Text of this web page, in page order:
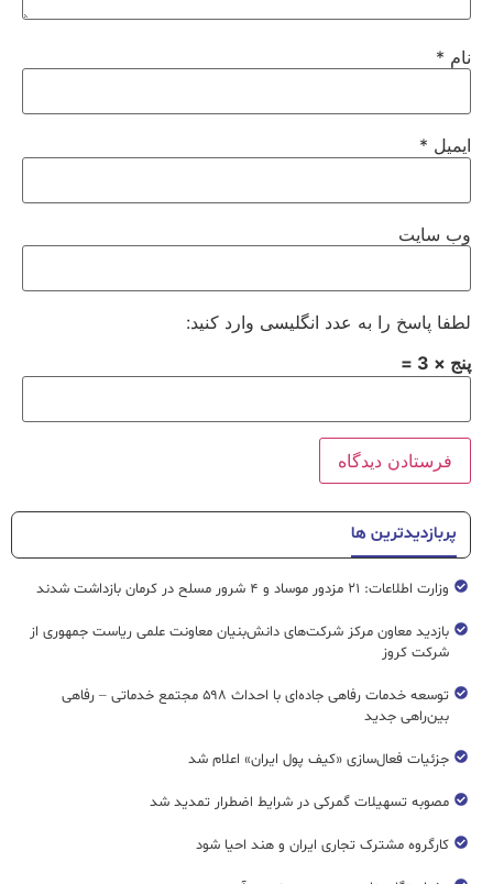
نام *
ایمیل *
وب‌ سایت
لطفا پاسخ را به عدد انگلیسی وارد کنید:
پنج × 3 =
پربازدیدترین ها
وزارت اطلاعات: ۲۱ مزدور موساد و ۴ شرور مسلح در کرمان بازداشت شدند
بازدید معاون مرکز شرکت‌های دانش‌بنیان معاونت علمی ریاست جمهوری از
شرکت کروز
توسعه خدمات رفاهی جاده‌ای با احداث ۵۹۸ مجتمع خدماتی – رفاهی
بین‌راهی جدید
جزئیات فعال‌سازی «کیف پول ایران» اعلام شد
مصوبه تسهیلات گمرکی در شرایط اضطرار تمدید شد
کارگروه مشترک تجاری ایران و هند احیا شود